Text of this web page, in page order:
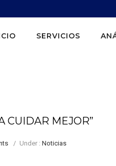
SERVICIOS
CUIDAR MEJOR”
/ Under : Noticias